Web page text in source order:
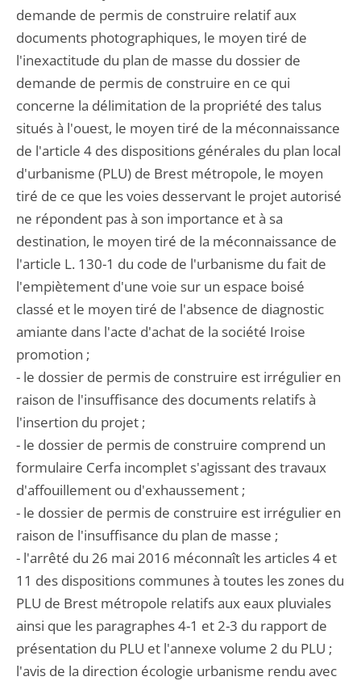
demande de permis de construire relatif aux
documents photographiques, le moyen tiré de
l'inexactitude du plan de masse du dossier de
demande de permis de construire en ce qui
concerne la délimitation de la propriété des talus
situés à l'ouest, le moyen tiré de la méconnaissance
de l'article 4 des dispositions générales du plan local
d'urbanisme (PLU) de Brest métropole, le moyen
tiré de ce que les voies desservant le projet autorisé
ne répondent pas à son importance et à sa
destination, le moyen tiré de la méconnaissance de
l'article L. 130-1 du code de l'urbanisme du fait de
l'empiètement d'une voie sur un espace boisé
classé et le moyen tiré de l'absence de diagnostic
amiante dans l'acte d'achat de la société Iroise
promotion ;
- le dossier de permis de construire est irrégulier en
raison de l'insuffisance des documents relatifs à
l'insertion du projet ;
- le dossier de permis de construire comprend un
formulaire Cerfa incomplet s'agissant des travaux
d'affouillement ou d'exhaussement ;
- le dossier de permis de construire est irrégulier en
raison de l'insuffisance du plan de masse ;
- l'arrêté du 26 mai 2016 méconnaît les articles 4 et
11 des dispositions communes à toutes les zones du
PLU de Brest métropole relatifs aux eaux pluviales
ainsi que les paragraphes 4-1 et 2-3 du rapport de
présentation du PLU et l'annexe volume 2 du PLU ;
l'avis de la direction écologie urbanisme rendu avec